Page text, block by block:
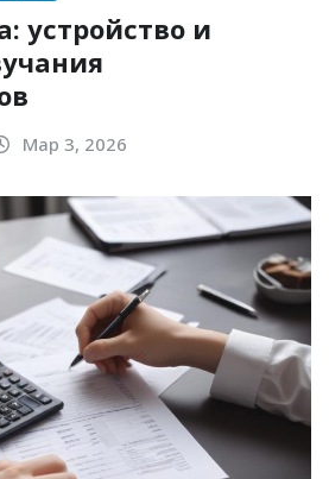
устройство и
Мар 3, 2026